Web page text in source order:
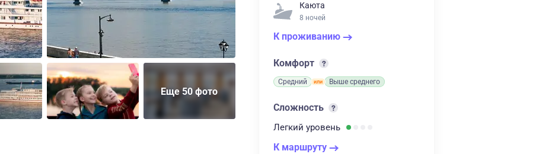
Еще 50 фото
Каюта
8 ночей
К проживанию
Комфорт
Средний Выше среднего
Сложность
Легкий уровень
К маршруту